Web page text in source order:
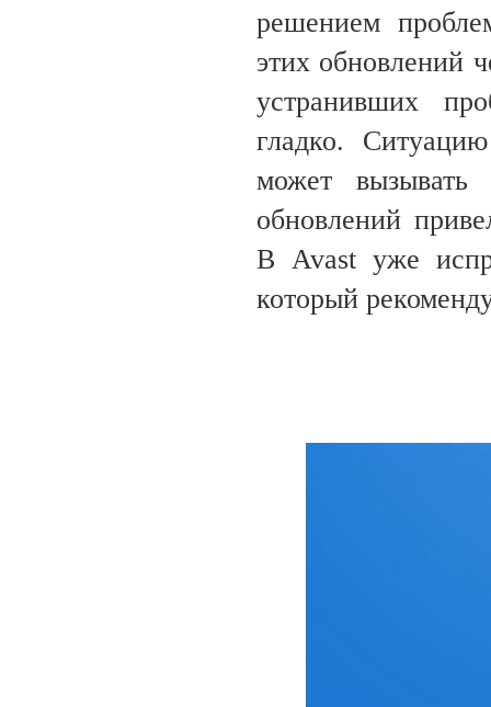
решением
этих обновлений
устранивших
гладко.
может
обновлений
В Avast уже
который